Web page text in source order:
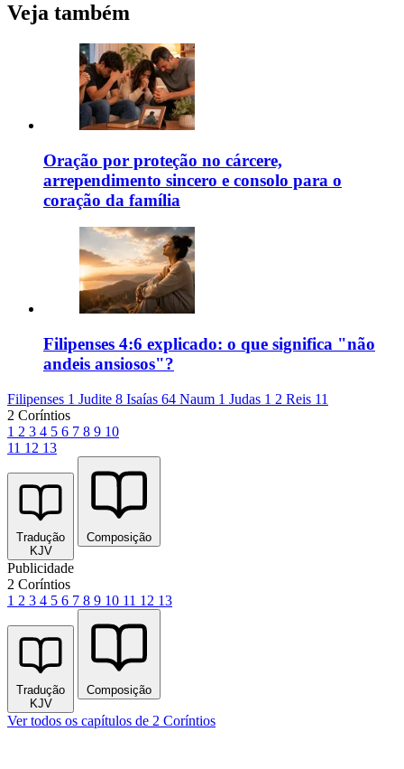
Veja também
Oração por proteção no cárcere,
arrependimento sincero e consolo para o
coração da família
Filipenses 4:6 explicado: o que significa "não
andeis ansiosos"?
Filipenses 1 Judite 8 Isaías 64 Naum 1 Judas 1 2 Reis 11
2 Coríntios
1 2 3 4 5 6 7 8 9 10
11 12 13
Tradução
KJV
Composição
Publicidade
2 Coríntios
1 2 3 4 5 6 7 8 9 10 11 12 13
Tradução
KJV
Composição
Ver todos os capítulos de 2 Coríntios